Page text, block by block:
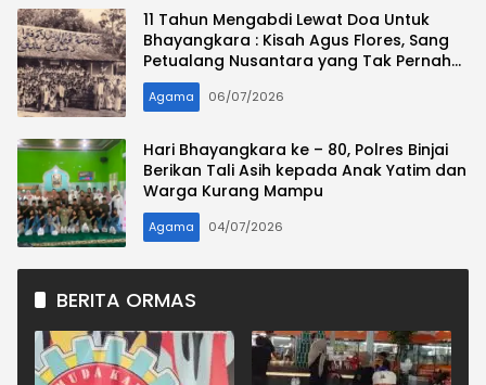
11 Tahun Mengabdi Lewat Doa Untuk
Bhayangkara : Kisah Agus Flores, Sang
Petualang Nusantara yang Tak Pernah
Absen Merayakan Hari Bhayangkara
Agama 06/07/2026
Hari Bhayangkara ke – 80, Polres Binjai
Berikan Tali Asih kepada Anak Yatim dan
Warga Kurang Mampu
Agama 04/07/2026
BERITA ORMAS